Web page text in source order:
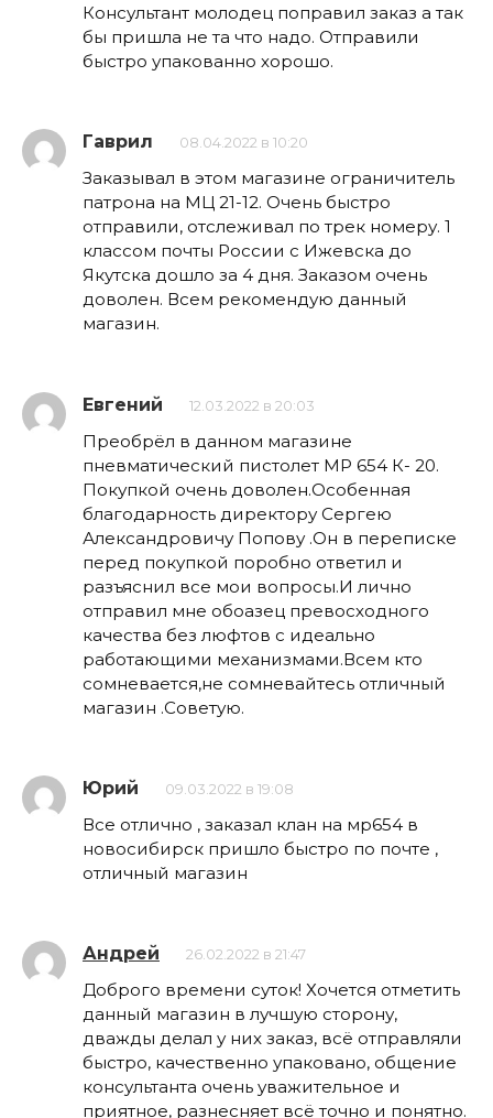
Консультант молодец поправил заказ а так
бы пришла не та что надо. Отправили
быстро упакованно хорошо.
Гаврил 08.04.2022 в 10:20
Заказывал в этом магазине ограничитель
патрона на МЦ 21-12. Очень быстро
отправили, отслеживал по трек номеру. 1
классом почты России с Ижевска до
Якутска дошло за 4 дня. Заказом очень
доволен. Всем рекомендую данный
магазин.
Евгений 12.03.2022 в 20:03
Преобрёл в данном магазине
пневматический пистолет МР 654 К- 20.
Покупкой очень доволен.Особенная
благодарность директору Сергею
Александровичу Попову .Он в переписке
перед покупкой поробно ответил и
разъяснил все мои вопросы.И лично
отправил мне обоазец превосходного
качества без люфтов с идеально
работающими механизмами.Всем кто
сомневается,не сомневайтесь отличный
магазин .Советую.
Юрий 09.03.2022 в 19:08
Все отлично , заказал клан на мр654 в
новосибирск пришло быстро по почте ,
отличный магазин
Андрей 26.02.2022 в 21:47
Доброго времени суток! Хочется отметить
данный магазин в лучшую сторону,
дважды делал у них заказ, всё отправляли
быстро, качественно упаковано, общение
консультанта очень уважительное и
приятное, разнесняет всё точно и понятно.